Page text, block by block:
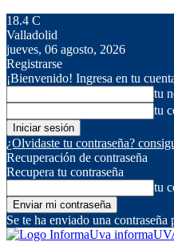
18.4 C
Valladolid
jueves, 06 agosto, 2026
Registrarse
¡Bienvenido! Ingresa en tu
tu
tu
¿Olvidaste tu contraseña?
Recuperación de contraseña
Recupera tu contraseña
tu
Se te ha enviado una